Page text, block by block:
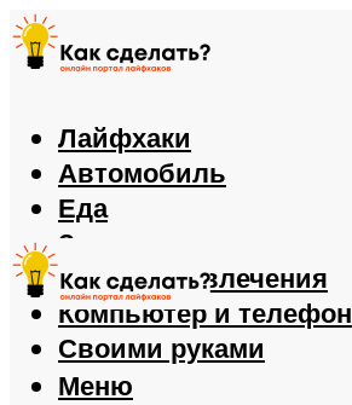
Лайфхаки
Автомобиль
Еда
Здоровье
Игры и развлечения
Компьютер и телефон
Своими руками
Меню